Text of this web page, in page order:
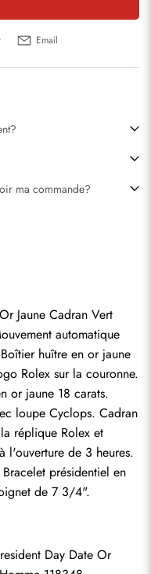
Email
ma commande?
Jaune Cadran Vert
automatique
huître en or jaune
Rolex sur la couronne.
or jaune 18 carats.
loupe Cyclops. Cadran
réplique Rolex et
l'ouverture de 3 heures.
présidentiel en
de 7 3/4".
Day Date Or